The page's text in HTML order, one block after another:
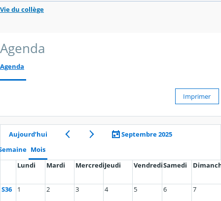
Vie du collège
Agenda
Agenda
Imprimer
Aujourd’hui
Septembre 2025
Mois
Lundi
Mardi MercrediJeudi VendrediSamedi
S36 1 2 3 4 5 6 7